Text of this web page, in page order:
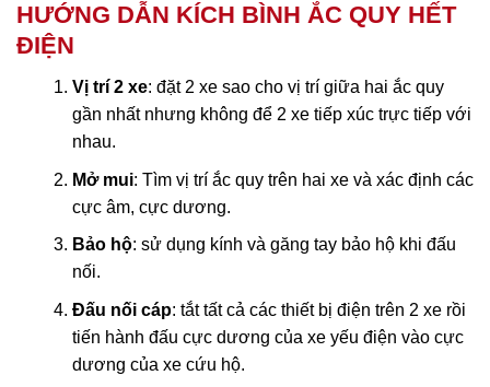
HƯỚNG DẪN KÍCH BÌNH ẮC QUY HẾT
ĐIỆN
Vị trí 2 xe: đặt 2 xe sao cho vị trí giữa hai ắc quy
gần nhất nhưng không để 2 xe tiếp xúc trực tiếp với
nhau.
Mở mui: Tìm vị trí ắc quy trên hai xe và xác định các
cực âm, cực dương.
Bảo hộ: sử dụng kính và găng tay bảo hộ khi đấu
nối.
Đấu nối cáp: tắt tất cả các thiết bị điện trên 2 xe rồi
tiến hành đấu cực dương của xe yếu điện vào cực
dương của xe cứu hộ.